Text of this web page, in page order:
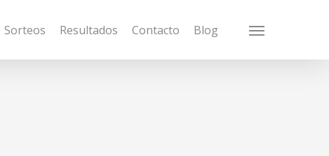
Sorteos Resultados Contacto Blog Menu